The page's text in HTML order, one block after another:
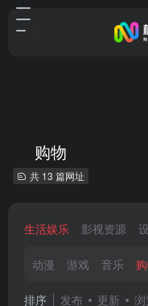
购物
共 13 篇网址
生活娱乐 影视资源
动漫 游戏 音乐
排序 发布 更新